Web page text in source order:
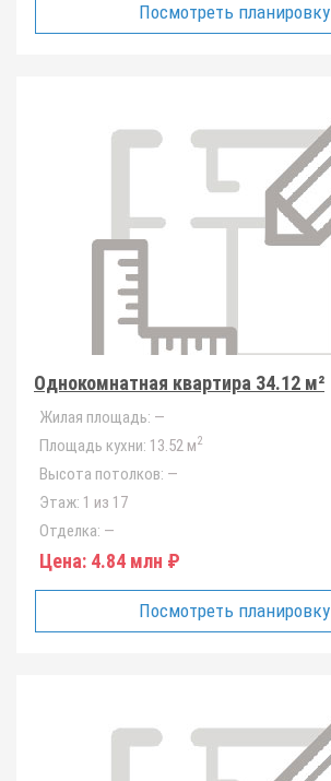
Посмотреть планировку
Однокомнатная квартира 34.12 м²
Жилая площадь: —
Площадь кухни: 13.52 м2
Высота потолков: —
Этаж: 1 из 17
Отделка: —
Цена: 4.84 млн ₽
Посмотреть планировку